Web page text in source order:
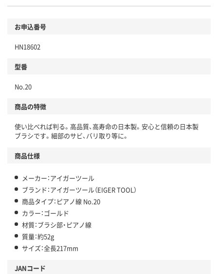
お申込番号
HN18602
型番
No.20
商品の特徴
使い比べれば判る。高品質、高寿命の日本製。安心と信頼の日本製
ブラシです。細部のサビ、バリ取り等に。
商品仕様
メーカー：アイガーツール
ブランド：アイガーツール（EIGER TOOL）
商品タイプ：ピアノ線 No.20
カラー：ゴールド
材質：ブラシ部・ピアノ線
質量：約52g
サイズ：全長217mm
JANコード